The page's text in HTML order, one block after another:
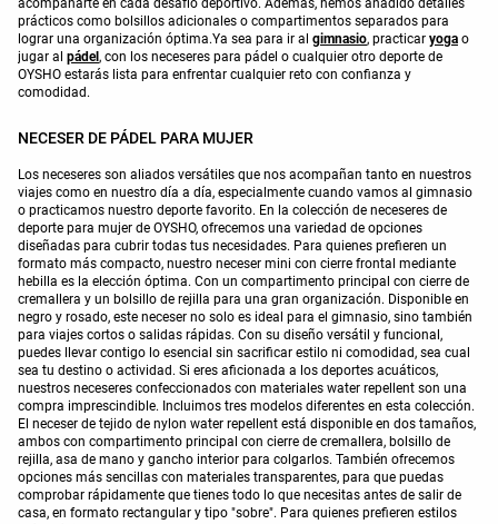
prácticos como bolsillos adicionales o compartimentos separados para
lograr una organización óptima.Ya sea para ir al gimnasio, practicar yoga o
jugar al pádel, con los neceseres para pádel o cualquier otro deporte de
OYSHO estarás lista para enfrentar cualquier reto con confianza y
comodidad.
NECESER DE PÁDEL PARA MUJER
Los neceseres son aliados versátiles que nos acompañan tanto en nuestros
viajes como en nuestro día a día, especialmente cuando vamos al gimnasio
o practicamos nuestro deporte favorito. En la colección de neceseres de
deporte para mujer de OYSHO, ofrecemos una variedad de opciones
diseñadas para cubrir todas tus necesidades. Para quienes prefieren un
formato más compacto, nuestro neceser mini con cierre frontal mediante
hebilla es la elección óptima. Con un compartimento principal con cierre de
cremallera y un bolsillo de rejilla para una gran organización. Disponible en
negro y rosado, este neceser no solo es ideal para el gimnasio, sino también
para viajes cortos o salidas rápidas. Con su diseño versátil y funcional,
puedes llevar contigo lo esencial sin sacrificar estilo ni comodidad, sea cual
sea tu destino o actividad. Si eres aficionada a los deportes acuáticos,
nuestros neceseres confeccionados con materiales water repellent son una
compra imprescindible. Incluimos tres modelos diferentes en esta colección.
El neceser de tejido de nylon water repellent está disponible en dos tamaños,
ambos con compartimento principal con cierre de cremallera, bolsillo de
rejilla, asa de mano y gancho interior para colgarlos. También ofrecemos
opciones más sencillas con materiales transparentes, para que puedas
comprobar rápidamente que tienes todo lo que necesitas antes de salir de
casa, en formato rectangular y tipo "sobre". Para quienes prefieren estilos